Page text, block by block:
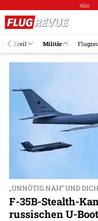
Abo
Zivil Militär
„UNNÖTIG NAH“ UND
F-35B-Stealth-
russischen U-